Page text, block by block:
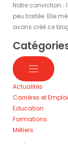
Notre conviction :
peu traitée. Elle
avons créé ce
Actualités
Carrières et Emploi
Education
Formations
Métiers